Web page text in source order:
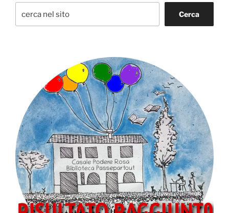
Cerca